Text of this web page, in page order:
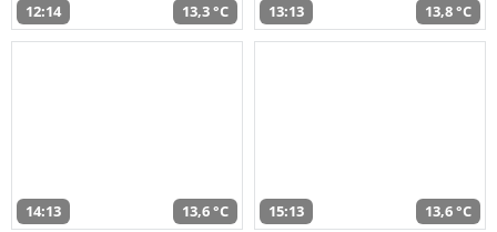
12:14 13,3 °C 13:13 13,8 °C
14:13 13,6 °C 15:13 13,6 °C